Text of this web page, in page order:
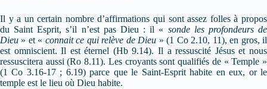
Il y a un certain nombre d’affirmations qui sont assez folles à propos
du Saint Esprit, s’il n’est pas Dieu : il « sonde les profondeurs de
Dieu » et « connait ce qui relève de Dieu » (1 Co 2.10, 11), en gros, il
est omniscient. Il est éternel (Hb 9.14). Il a ressuscité Jésus et nous
ressuscitera aussi (Ro 8.11). Les croyants sont qualifiés de « Temple »
(1 Co 3.16-17 ; 6.19) parce que le Saint-Esprit habite en eux, or le
temple est le lieu où Dieu habite.